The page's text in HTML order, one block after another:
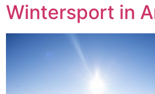
Wintersport in